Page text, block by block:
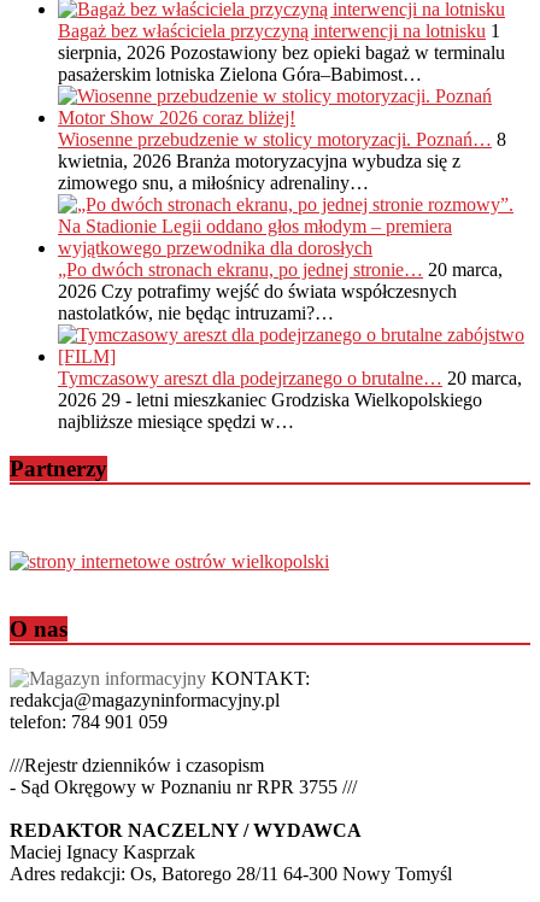
Bagaż bez właściciela przyczyną interwencji na lotnisku 1
sierpnia, 2026 Pozostawiony bez opieki bagaż w terminalu
pasażerskim lotniska Zielona Góra–Babimost…
Wiosenne przebudzenie w stolicy motoryzacji. Poznań… 8
kwietnia, 2026 Branża motoryzacyjna wybudza się z
zimowego snu, a miłośnicy adrenaliny…
„Po dwóch stronach ekranu, po jednej stronie… 20 marca,
2026 Czy potrafimy wejść do świata współczesnych
nastolatków, nie będąc intruzami?…
Tymczasowy areszt dla podejrzanego o brutalne… 20 marca,
2026 29 - letni mieszkaniec Grodziska Wielkopolskiego
najbliższe miesiące spędzi w…
Partnerzy
O nas
KONTAKT:
redakcja@magazyninformacyjny.pl
telefon: 784 901 059
///Rejestr dzienników i czasopism
- Sąd Okręgowy w Poznaniu nr RPR 3755 ///
REDAKTOR NACZELNY / WYDAWCA
Maciej Ignacy Kasprzak
Adres redakcji: Os, Batorego 28/11 64-300 Nowy Tomyśl